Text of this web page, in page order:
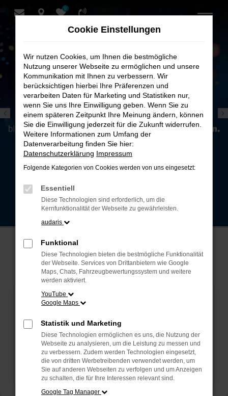
Zum
0
Stromverbrauch (kombiniert): 14,3 kWh/
Emissionen (kombiniert): 0 g/km;
Fahrzeug-Showroom Servicetermin
Cookie Einstellungen
Wir nutzen Cookies, um Ihnen die bestmögliche
Nutzung unserer Webseite zu ermöglichen und unsere
Kommunikation mit Ihnen zu verbessern. Wir
berücksichtigen hierbei Ihre Präferenzen und
verarbeiten Daten für Marketing und Statistiken nur,
wenn Sie uns Ihre Einwilligung geben. Wenn Sie zu
einem späteren Zeitpunkt Ihre Meinung ändern, können
Sie die Einwilligung jederzeit für die Zukunft widerrufen.
Weitere Informationen zum Umfang der
Datenverarbeitung finden Sie hier:
Datenschutzerklärung Impressum
Folgende Kategorien von Cookies werden von uns eingesetzt:
Essentiell
Diese Technologien sind erforderlich, um die
Kernfunktionalität der Webseite zu gewährleisten.
audaris
Funktional
Diese Technologien bieten die bestmögliche Funktionalität
der Webseite. Services von Drittanbietern wie Google
Maps, Chats, Fahrzeugbewertungssystem und weitere
werden aktiviert.
YouTube
Google Maps
Statistik und Marketing
Diese Technologien ermöglichen es uns, die Nutzung der
Webseite zu analysieren, um die Leistung zu messen und
zu verbessern. Zudem werden Technologien eingesetzt,
die von dritten Werbetreibenden verwendet werden, um
Sie auf anderen Webseiten zu verfolgen und um Anzeigen
zu schalten, die für Ihre Interessen relevant sind.
Google Tag Manager